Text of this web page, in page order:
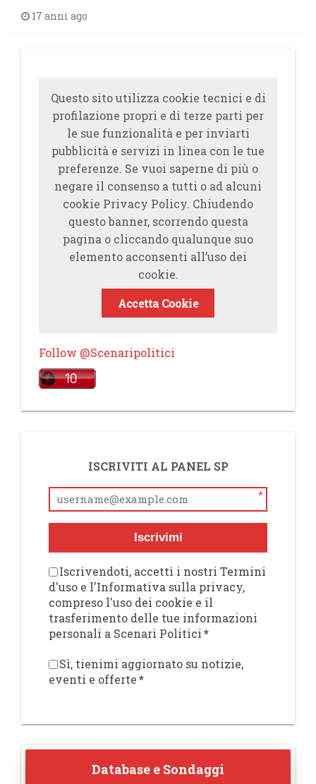
17 anni ago
Questo sito utilizza cookie tecnici e di
profilazione propri e di terze parti per
le sue funzionalità e per inviarti
pubblicità e servizi in linea con le tue
preferenze. Se vuoi saperne di più o
negare il consenso a tutti o ad alcuni
cookie Privacy Policy. Chiudendo
questo banner, scorrendo questa
pagina o cliccando qualunque suo
elemento acconsenti all’uso dei
cookie.
Accetta Cookie
Follow @Scenaripolitici
ISCRIVITI AL PANEL SP
*
Iscrivimi
Iscrivendoti, accetti i nostri Termini
d'uso e l'Informativa sulla privacy,
compreso l'uso dei cookie e il
trasferimento delle tue informazioni
personali a Scenari Politici*
Sì, tienimi aggiornato su notizie,
eventi e offerte*
Database e Sondaggi